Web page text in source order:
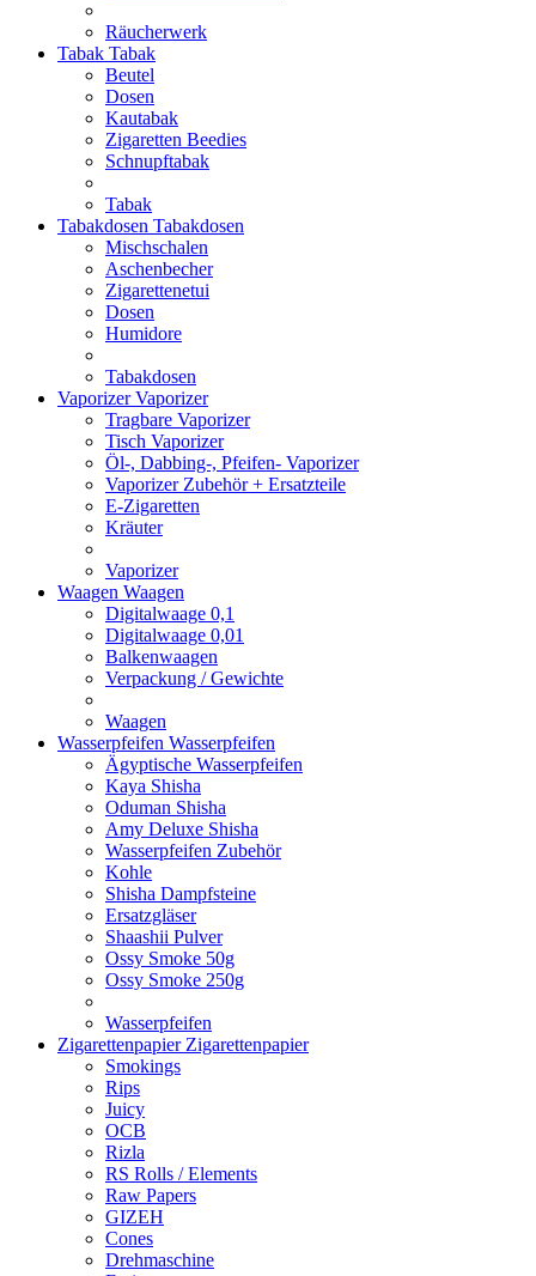
Räucherwerk
Tabak Tabak
Beutel
Dosen
Kautabak
Zigaretten Beedies
Schnupftabak
Tabak
Tabakdosen Tabakdosen
Mischschalen
Aschenbecher
Zigarettenetui
Dosen
Humidore
Tabakdosen
VaporizerVaporizer
Tragbare Vaporizer
Tisch Vaporizer
Öl-, Dabbing-, Pfeifen- Vaporizer
Vaporizer Zubehör + Ersatzteile
E-Zigaretten
Kräuter
Vaporizer
Waagen Waagen
Digitalwaage 0,1
Digitalwaage 0,01
Balkenwaagen
Verpackung / Gewichte
Waagen
Wasserpfeifen Wasserpfeifen
Ägyptische Wasserpfeifen
Kaya Shisha
Oduman Shisha
Amy Deluxe Shisha
Wasserpfeifen Zubehör
Kohle
Shisha Dampfsteine
Ersatzgläser
Shaashii Pulver
Ossy Smoke 50g
Ossy Smoke 250g
Wasserpfeifen
Zigarettenpapier Zigarettenpapier
Smokings
Rips
Juicy
OCB
Rizla
RS Rolls / Elements
Raw Papers
GIZEH
Cones
Drehmaschine